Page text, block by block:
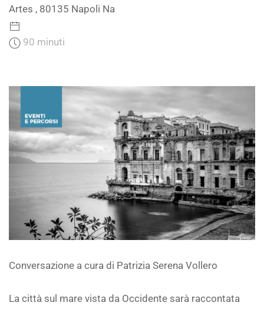
Artes , 80135 Napoli Na
90 minuti
Conversazione a cura di Patrizia Serena Vollero
La città sul mare vista da Occidente sarà raccontata